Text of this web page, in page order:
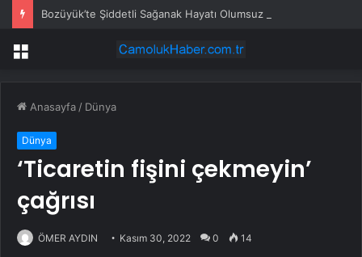
Bozüyük’te Şiddetli Sağanak Hayatı Olumsuz Etkiledi
Menü
Anasayfa / Dünya
Dünya
‘Ticaretin fişini çekmeyin’
çağrısı
ÖMER AYDIN Kasım 30, 2022 0 14